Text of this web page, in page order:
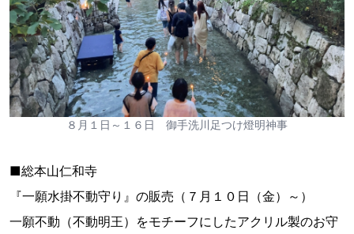
８月１日～１６日 御手洗川足つけ燈明神事
■総本山仁和寺
『一願水掛不動守り』の販売（７月１０日（金）～）
一願不動（不動明王）をモチーフにしたアクリル製のお守